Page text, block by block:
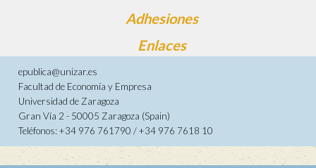
Adhesiones
Enlaces
epublica@unizar.es
Facultad de Economía y Empresa
Universidad de Zaragoza
Gran Vía 2 - 50005 Zaragoza (Spain)
Teléfonos: +34 976 761790 / +34 976 7618 10